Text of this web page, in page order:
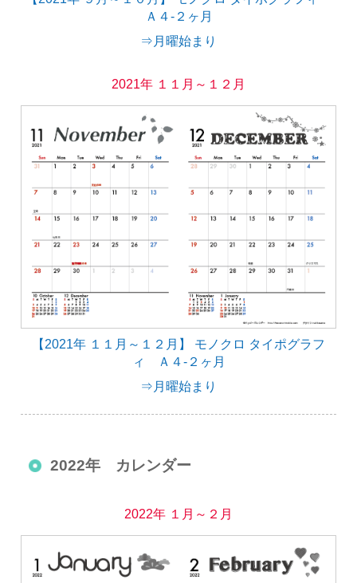
Ａ４-２ヶ月
⇒月曜始まり
2021年 １１月～１２月
【2021年 １１月～１２月】 モノクロ タイポグラフ
ィ Ａ４-２ヶ月
⇒月曜始まり
2022年 カレンダー
2022年 １月～２月